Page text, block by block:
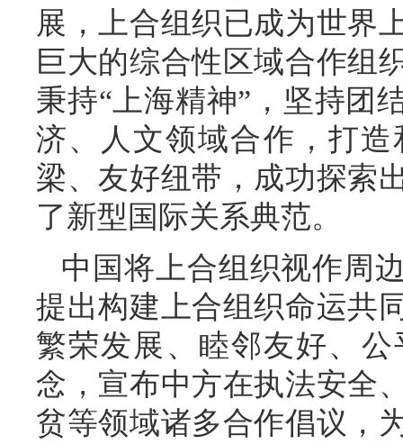
展，上合组织已成为世界
巨大的综合性区域合作组
秉持“上海精神”，坚持团
济、人文领域合作，打
梁、友好纽带，成功探索
了新型国际关系典范。
中国将上合组织视作周
提出构建上合组织命运共
繁荣发展、睦邻友好、
念，宣布中方在执法安全
贫等领域诸多合作倡议，